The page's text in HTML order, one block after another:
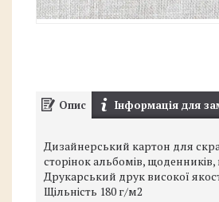
Опис Інформація для
Дизайнерський картон для
сторінок альбомів,
Друкарський друк високої
Щільність 180 г/м2